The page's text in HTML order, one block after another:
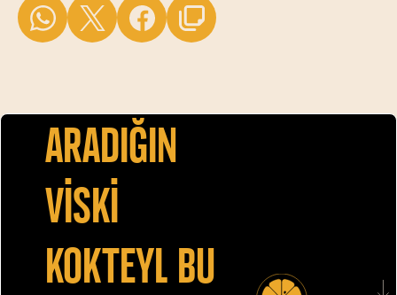
Aradiğin
vİskİ
kokteyl bu